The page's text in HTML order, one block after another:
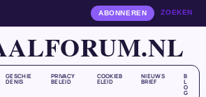
ABONNEREN ZOEKEN
GESCHIE
DENIS
PRIVACY
BELEID
COOKIEB
ELEID
NIEUWS
BRIEF
B
L
O
G